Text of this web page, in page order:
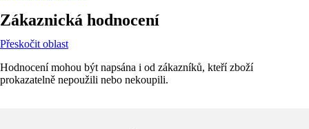
Zákaznická hodnocení
Přeskočit oblast
Hodnocení mohou být napsána i od zákazníků, kteří zboží
prokazatelně nepoužili nebo nekoupili.